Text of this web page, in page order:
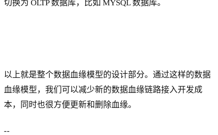
切换为 OLTP 数据库，比如 MYSQL 数据库。
以上就是整个数据血缘模型的设计部分。通过这样的数据
血缘模型，我们可以减少新的数据血缘链路接入开发成
本，同时也很方便更新和删除血缘。
--